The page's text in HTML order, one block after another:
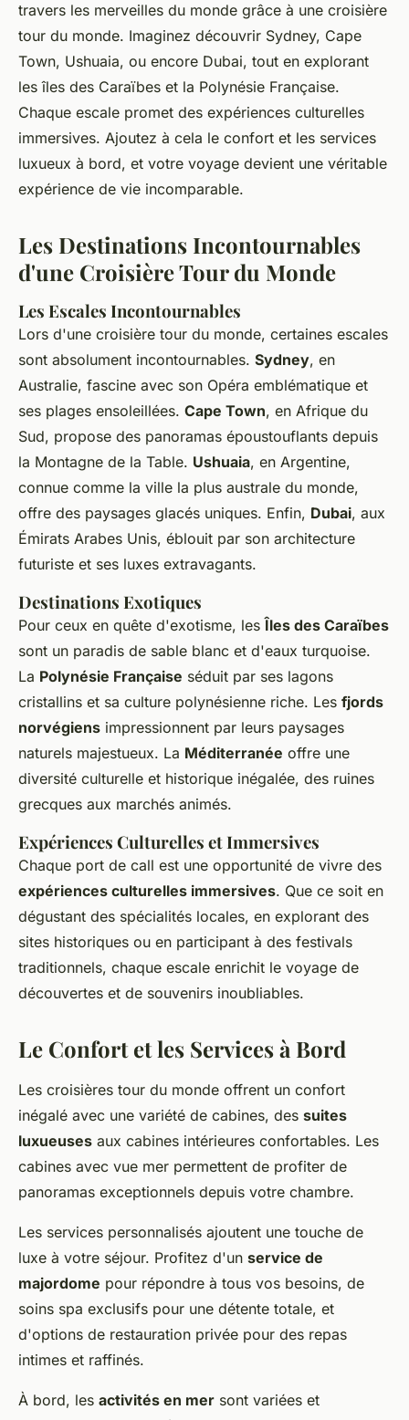
travers les merveilles du monde grâce à une croisière
tour du monde. Imaginez découvrir Sydney, Cape
Town, Ushuaia, ou encore Dubai, tout en explorant
les îles des Caraïbes et la Polynésie Française.
Chaque escale promet des expériences culturelles
immersives. Ajoutez à cela le confort et les services
luxueux à bord, et votre voyage devient une véritable
expérience de vie incomparable.
Les Destinations Incontournables
d'une Croisière Tour du Monde
Les Escales Incontournables
Lors d'une croisière tour du monde, certaines escales
sont absolument incontournables. Sydney, en
Australie, fascine avec son Opéra emblématique et
ses plages ensoleillées. Cape Town, en Afrique du
Sud, propose des panoramas époustouflants depuis
la Montagne de la Table. Ushuaia, en Argentine,
connue comme la ville la plus australe du monde,
offre des paysages glacés uniques. Enfin, Dubai, aux
Émirats Arabes Unis, éblouit par son architecture
futuriste et ses luxes extravagants.
Destinations Exotiques
Pour ceux en quête d'exotisme, les Îles des Caraïbes
sont un paradis de sable blanc et d'eaux turquoise.
La Polynésie Française séduit par ses lagons
cristallins et sa culture polynésienne riche. Les fjords
norvégiens impressionnent par leurs paysages
naturels majestueux. La Méditerranée offre une
diversité culturelle et historique inégalée, des ruines
grecques aux marchés animés.
Expériences Culturelles et Immersives
Chaque port de call est une opportunité de vivre des
expériences culturelles immersives. Que ce soit en
dégustant des spécialités locales, en explorant des
sites historiques ou en participant à des festivals
traditionnels, chaque escale enrichit le voyage de
découvertes et de souvenirs inoubliables.
Le Confort et les Services à Bord
Les croisières tour du monde offrent un confort
inégalé avec une variété de cabines, des suites
luxueuses aux cabines intérieures confortables. Les
cabines avec vue mer permettent de profiter de
panoramas exceptionnels depuis votre chambre.
Les services personnalisés ajoutent une touche de
luxe à votre séjour. Profitez d'un service de
majordome pour répondre à tous vos besoins, de
soins spa exclusifs pour une détente totale, et
d'options de restauration privée pour des repas
intimes et raffinés.
À bord, les activités en mer sont variées et